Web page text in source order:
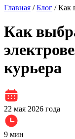
Главная /Блог /Как
Как
курьера
22 мая 2026 года
9 мин